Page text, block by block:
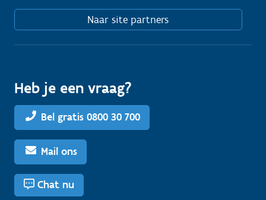
Naar site partners
Heb je een vraag?
Bel gratis 0800 30 700
Mail ons
Chat nu